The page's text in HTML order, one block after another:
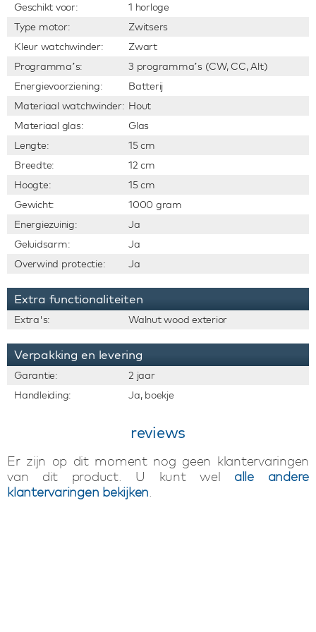
Geschikt voor:
1 horloge
Type motor:
Zwitsers
Kleur watchwinder:
Zwart
Programma’s:
3 programma’s (CW, CC, Alt)
Energievoorziening:
Batterij
Materiaal watchwinder: Hout
Materiaal glas:
Glas
Lengte:
15 cm
Breedte:
12 cm
Hoogte:
15 cm
Gewicht:
1000 gram
Energiezuinig:
Ja
Geluidsarm:
Ja
Overwind protectie:
Ja
Extra functionaliteiten
Extra's: Walnut wood exterior
Verpakking en levering
Garantie:
2 jaar
Handleiding:
Ja, boekje
reviews
Er zijn op dit moment nog geen klantervaringen
van dit product. U kunt wel alle andere
klantervaringen bekijken.